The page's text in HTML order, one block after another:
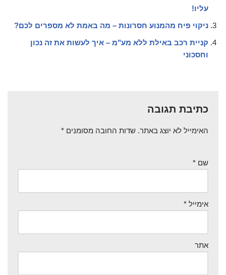
עליו!
ניקוי פיח מהמנוע חסרונות – מה באמת לא מספרים לכם?
קניית רכב באילת ללא מע"מ – איך לעשות את זה נכון
וחסכוני
כתיבת תגובה
האימייל לא יוצג באתר. שדות החובה מסומנים *
שם *
אימייל *
אתר